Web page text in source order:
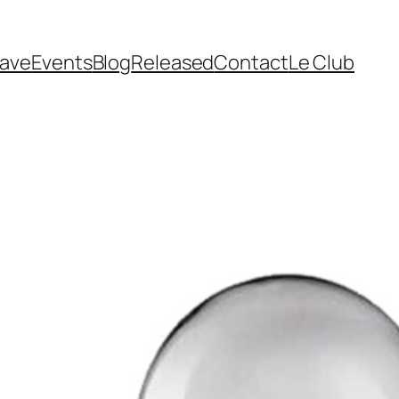
EventsBlogReleasedContactLe Club